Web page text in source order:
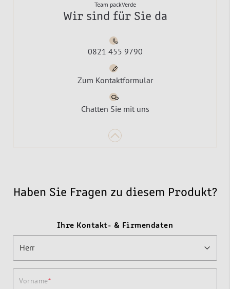
Team packVerde
Wir sind für Sie da
0821 455 9790
Zum Kontaktformular
Chatten Sie mit uns
Haben Sie Fragen zu diesem Produkt?
Ihre Kontakt- & Firmendaten
Vorname